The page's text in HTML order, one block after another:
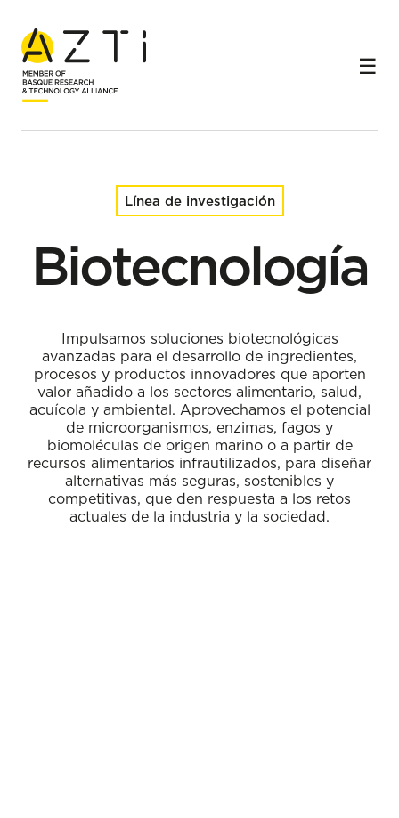
Inicio Líneas de investigación
Línea de investigación
Biotecnología
Impulsamos soluciones biotecnológicas
avanzadas para el desarrollo de ingredientes,
procesos y productos innovadores que aporten
valor añadido a los sectores alimentario, salud,
acuícola y ambiental. Aprovechamos el potencial
de microorganismos, enzimas, fagos y
biomoléculas de origen marino o a partir de
recursos alimentarios infrautilizados, para diseñar
alternativas más seguras, sostenibles y
competitivas, que den respuesta a los retos
actuales de la industria y la sociedad.